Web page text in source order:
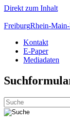
Direkt zum Inhalt
FreiburgRhein-
Kontakt
E-Paper
Mediadaten